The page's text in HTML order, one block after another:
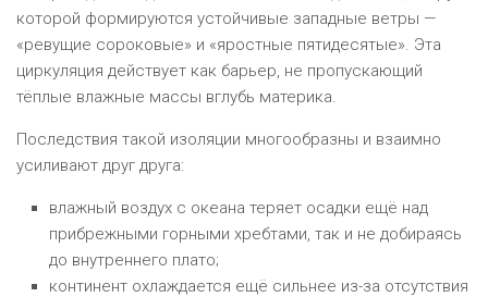
которой формируются устойчивые западные ветры —
«ревущие сороковые» и «яростные пятидесятые». Эта
циркуляция действует как барьер, не пропускающий
тёплые влажные массы вглубь материка.
Последствия такой изоляции многообразны и взаимно
усиливают друг друга:
влажный воздух с океана теряет осадки ещё над
прибрежными горными хребтами, так и не добираясь
до внутреннего плато;
континент охлаждается ещё сильнее из-за отсутствия